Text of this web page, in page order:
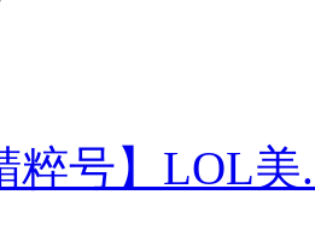
粹号】LOL美